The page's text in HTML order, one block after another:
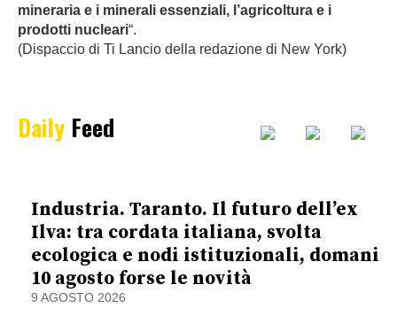
mineraria e i minerali essenziali, l’agricoltura e i
prodotti nucleari“.
(Dispaccio di Ti Lancio della redazione di New York)
Daily Feed
Industria. Taranto. Il futuro dell’ex
Ilva: tra cordata italiana, svolta
ecologica e nodi istituzionali, domani
10 agosto forse le novità
9 AGOSTO 2026